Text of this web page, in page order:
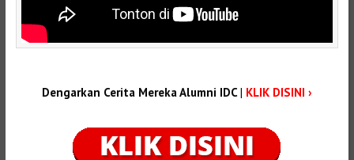
Dengarkan Cerita Mereka Alumni IDC | KLIK DISINI ›